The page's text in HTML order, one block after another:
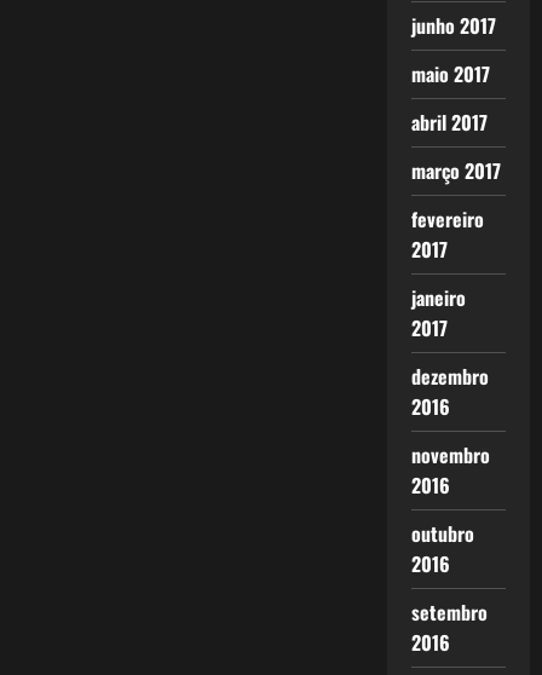
junho 2017
maio 2017
abril 2017
março 2017
fevereiro
2017
janeiro
2017
dezembro
2016
novembro
2016
outubro
2016
setembro
2016